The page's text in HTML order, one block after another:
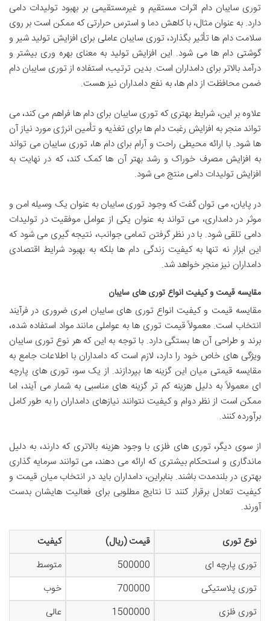
توری سایبان دام اثرات مستقیم و غیرمستقیمی بر بهبود تولیدات دامی
دارد. به عنوان مثال، با کاهش دما و استرس حرارتی که ممکن است بر روی
سلامت دام ها تأثیر بگذارد، توری سایبان عاملی برای افزایش تولید شیر و
گوشتی دام ها می شود. این افزایش تولید به معنای بهره وری بیشتر و
درآمد بالاتر برای دامداران است. بدین ترتیب، استفاده از توری سایبان دام
ضمن محافظت از دام ها، به نفع دامداران نیز هست.
علاوه بر این، شرایط بهتری که توری سایبان برای دام ها فراهم می کند، می
تواند منجر به افزایش رغبت دام ها برای تغذیه و تأمین انرژی مورد نیاز آن
ها شود. با ارائه محیطی راحت و آرام برای دام ها، توری سایبان می تواند
به افزایش مصرف خوراک و رشد بهتر آن ها کمک کند، که در نهایت به
افزایش تولیدات دامی منتج می شود.
در پایان، می توان گفت که وجود توری سایبان به عنوان یک وسیله امن و
موثر در دامداری، می تواند به عنوان یکی از عوامل موفقیت در تولیدات
دامی تلقی شود. با در نظر گرفتن تمامی جوانب، نتیجه گیری می شود که
این ابزار نه تنها به کیفیت زندگی دام ها بلکه به بهبود شرایط اقتصادی
دامداران نیز منجر خواهد شد.
مقایسه قیمت و کیفیت انواع توری های سایبان
مقایسه قیمت و کیفیت انواع توری های سایبان امری ضروری در فرآیند
انتخاب است. معمولاً قیمت توری ها به عواملی مانند مواد استفاده شده،
برند و طراحی آن ها بستگی دارد. با توجه به این که هر نوع توری سایبان
ویژگی های خاص خود را دارد، لازم است که دامداران با اطلاعات جامع به
مقایسه قیمتی میان این گزینه ها بپردازند. از یک سو، توری های پارچه
ای معمولاً به دلیل هزینه کم تر گزینه های مناسبی به شمار می آیند، اما
ممکن است از نظر دوام و کیفیت نتوانند نیازهای دامداران را به طور کامل
برآورده کنند.
از سوی دیگر، توری های فلزی با وجود هزینه بالاتری که دارند، به دلیل
ماندگاری و استحکام بیشتری که ارائه می دهند، می توانند سرمایه گذاری
بهتری در بلندمدت باشند. بنابراین، دامداران باید در انتخاب میان قیمت و
کیفیت تعادل برقرار کنند تا نتایج مطلوبی برای فعالیت هایشان بدست
آورند.
نوع توری قیمت (ریال)
کیفیت
توری پارچه ای
500000
متوسط
توری پلاستیکی
700000
خوب
توری فلزی
1500000 عالی